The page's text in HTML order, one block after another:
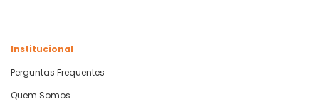
Institucional
Perguntas Frequentes
Quem Somos